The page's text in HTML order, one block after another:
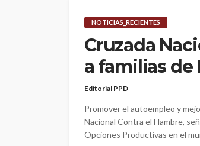
NOTICIAS_RECIENTES
Cruzada
a familias de
Editorial PPD
Promover el autoempleo y
Nacional Contra el Hambre,
Opciones Productivas en el